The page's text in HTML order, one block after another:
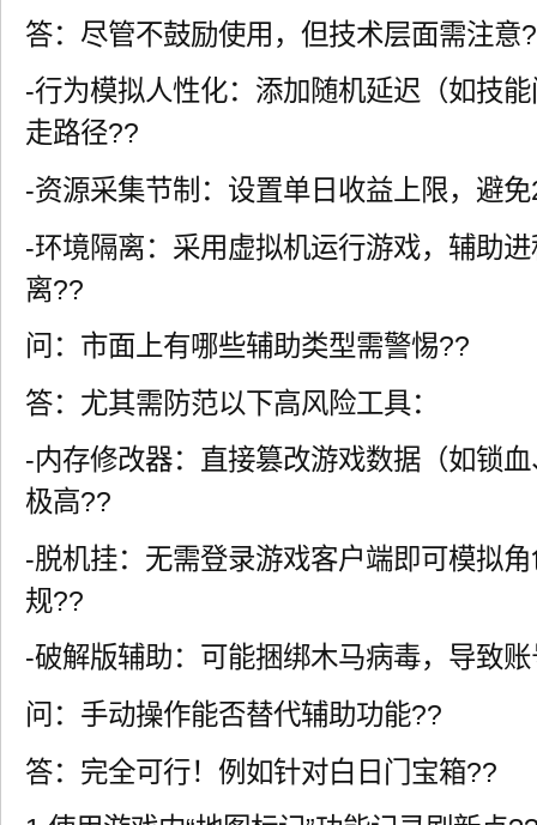
答：尽管不鼓励使用，但技术层面需注意
-行为模拟人性化：添加随机延迟（如技
走路径??
-资源采集节制：设置单日收益上限，避
-环境隔离：采用虚拟机运行游戏，辅助
离??
问：市面上有哪些辅助类型需警惕??
答：尤其需防范以下高风险工具：
-内存修改器：直接篡改游戏数据（如锁
极高??
-脱机挂：无需登录游戏客户端即可模拟
规??
-破解版辅助：可能捆绑木马病毒，导致
问：手动操作能否替代辅助功能??
答：完全可行！例如针对白日门宝箱??